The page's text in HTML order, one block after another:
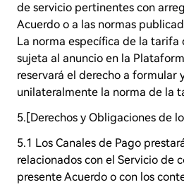
de servicio pertinentes con
Acuerdo o a las normas
La norma específica de la tarifa
sujeta al anuncio en la
reservará el derecho a formular
unilateralmente la norma de la
5.[Derechos y Obligaciones de
5.1 Los Canales de Pago
relacionados con el Servicio de
presente Acuerdo o con los